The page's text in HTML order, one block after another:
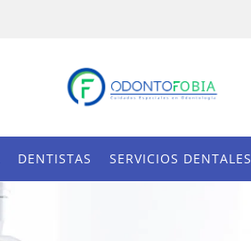
DENTISTAS SERVICIOS DENTALES